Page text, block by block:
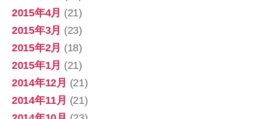
2015年4月 (21)
2015年3月 (23)
2015年2月 (18)
2015年1月 (21)
2014年12月 (21)
2014年11月 (21)